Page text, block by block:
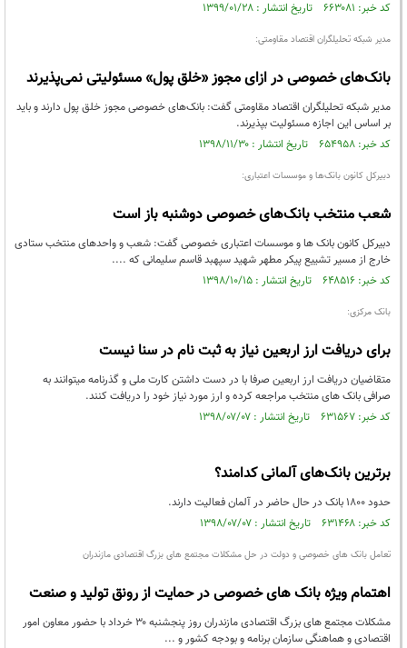
کد خبر: ۶۶۳۰۸۱ تاریخ انتشار : ۱۳۹۹/۰۱/۲۸
مدیر شبکه تحلیلگران اقتصاد مقاومتی:
بانک‌های خصوصی در ازای مجوز «خلق پول» مسئولیتی نمی‌پذیرند
مدیر شبکه تحلیلگران اقتصاد مقاومتی گفت: بانک‌های خصوصی مجوز خلق پول دارند و باید
بر اساس این اجازه مسئولیت بپذیرند.
کد خبر: ۶۵۴۹۵۸ تاریخ انتشار : ۱۳۹۸/۱۱/۳۰
دبیرکل کانون بانک‌ها و موسسات اعتباری:
شعب منتخب بانک‌های خصوصی دوشنبه باز است
دبیرکل کانون بانک ها و موسسات اعتباری خصوصی گفت: شعب و واحدهای منتخب ستادی
خارج از مسیر تشییع پیکر مطهر شهید سپهبد قاسم سلیمانی که ....
کد خبر: ۶۴۸۵۱۶ تاریخ انتشار : ۱۳۹۸/۱۰/۱۵
بانک مرکزی:
برای دریافت ارز اربعین نیاز به ثبت نام در سنا نیست
متقاضیان دریافت ارز اربعین صرفا با در دست داشتن کارت ملی و گذرنامه میتوانند به
صرافی بانک های منتخب مراجعه کرده و ارز مورد نیاز خود را دریافت کنند.
کد خبر: ۶۳۱۵۶۷ تاریخ انتشار : ۱۳۹۸/۰۷/۰۷
برترین بانک‌های آلمانی کدامند؟
حدود ۱۸۰۰ بانک در حال حاضر در آلمان فعالیت دارند.
کد خبر: ۶۳۱۴۶۸ تاریخ انتشار : ۱۳۹۸/۰۷/۰۷
تعامل بانک های خصوصی و دولت در حل مشکلات مجتمع های بزرگ اقتصادی مازندران
اهتمام ویژه بانک های خصوصی در حمایت از رونق تولید و صنعت
مشکلات مجتمع های بزرگ اقتصادی مازندران روز پنجشنبه ۳۰ خرداد با حضور معاون امور
اقتصادی و هماهنگی سازمان برنامه و بودجه کشور و ...